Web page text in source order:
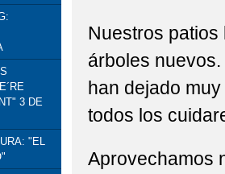
SELLO DE CALIDAD
STEAM: TALLER DE
VISITA
DELEGADO DE
3 DE
"EL
Nuestros
árboles
han dejado
todos los
Aprovechamos